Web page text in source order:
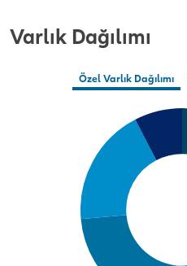
Varlık Dağılımı
Özel Varlık Dağılımı